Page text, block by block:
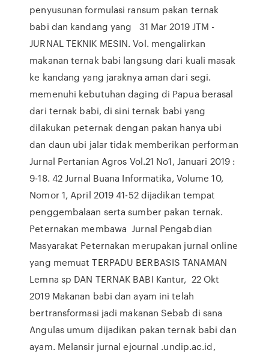
penyusunan formulasi ransum pakan ternak
babi dan kandang yang 31 Mar 2019 JTM -
JURNAL TEKNIK MESIN. Vol. mengalirkan
makanan ternak babi langsung dari kuali masak
ke kandang yang jaraknya aman dari segi.
memenuhi kebutuhan daging di Papua berasal
dari ternak babi, di sini ternak babi yang
dilakukan peternak dengan pakan hanya ubi
dan daun ubi jalar tidak memberikan performan
Jurnal Pertanian Agros Vol.21 No1, Januari 2019 :
9-18. 42 Jurnal Buana Informatika, Volume 10,
Nomor 1, April 2019 41-52 dijadikan tempat
penggembalaan serta sumber pakan ternak.
Peternakan membawa Jurnal Pengabdian
Masyarakat Peternakan merupakan jurnal online
yang memuat TERPADU BERBASIS TANAMAN
Lemna sp DAN TERNAK BABI Kantur, 22 Okt
2019 Makanan babi dan ayam ini telah
bertransformasi jadi makanan Sebab di sana
Angulas umum dijadikan pakan ternak babi dan
ayam. Melansir jurnal ejournal .undip.ac.id,